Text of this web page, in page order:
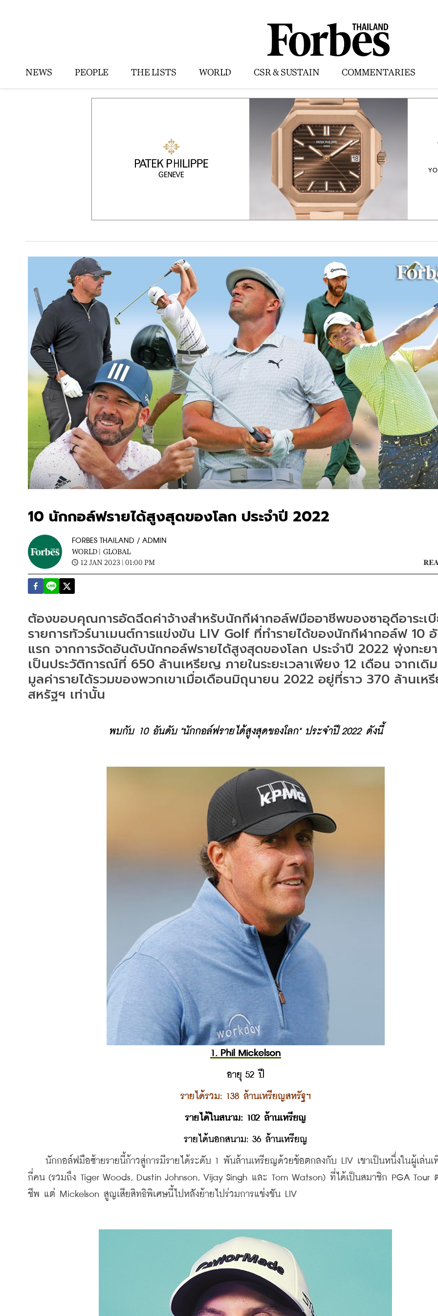
NEWS PEOPLE THE LISTS WORLD CSR & SUSTAIN COMMENTARIES
10 นักกอล์ฟรายได้สูงสุดของโลก ประจำปี 2022
FORBES THAILAND / ADMIN
WORLD | GLOBAL
12 JAN 2023 | 01:00 PM
ต้องขอบคุณการอัดฉีดค่าจ้างสำหรับนักกีฬากอล์ฟมืออาชีพของซาอุดีอาระเ
รายการทัวร์นาเมนต์การแข่งขัน LIV Golf ที่ทำรายได้ของนักกีฬากอล์ฟ 10
แรก จากการจัดอันดับนักกอล์ฟรายได้สูงสุดของโลก ประจำปี 2022 พุ่งทะย
เป็นประวัติการณ์ที่ 650 ล้านเหรียญ ภายในระยะเวลาเพียง 12 เดือน จากเดิ
มูลค่ารายได้รวมของพวกเขาเมื่อเดือนมิถุนายน 2022 อยู่ที่ราว 370 ล้านเห
สหรัฐฯ เท่านั้น
พบกับ 10 อันดับ "นักกอล์ฟรายได้สูงสุดของโลก" ประจำปี 2022 ดังนี้
1. Phil Mickelson
อายุ 52 ปี
รายได้รวม: 138 ล้านเหรียญสหรัฐฯ
รายได้ในสนาม: 102 ล้านเหรียญ
รายได้นอกสนาม: 36 ล้านเหรียญ
นักกอล์ฟมือซ้ายรายนี้ก้าวสู่การมีรายได้ระดับ 1 พันล้านเหรียญด้วยข้อตกลงกับ LIV เขาเป็นหนึ่งในผู้เล่นเ
กี่คน (รวมถึง Tiger Woods, Dustin Johnson, Vijay Singh และ Tom Watson) ที่ได้เป็นสมาชิก PGA Tour
ชีพ แต่ Mickelson สูญเสียสิทธิพิเศษนี้ไปหลังย้ายไปร่วมการแข่งขัน LIV